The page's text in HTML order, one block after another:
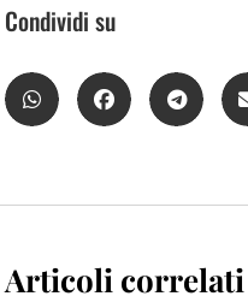
Condividi su
Articoli correlati